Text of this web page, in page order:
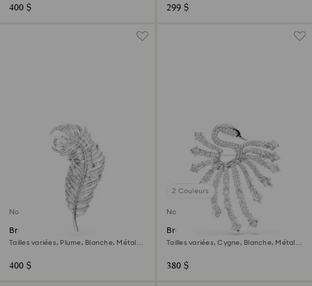
400 $ 299 $
Nouveau
Broche Vienna
Tailles variées, Plume, Blanche, Métal
400 $
2 Couleurs
Nouveau
Broche Vienna
Tailles variées, Cygne, Blanche, Métal
380 $